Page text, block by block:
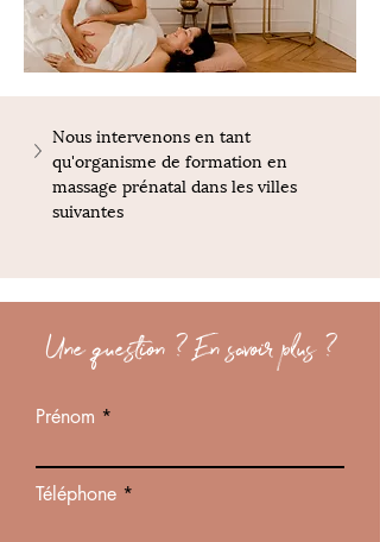
Nous intervenons en tant
qu'organisme de formation en
massage prénatal dans les villes
suivantes
Une question ? En savoir plus ?
Prénom
Téléphone